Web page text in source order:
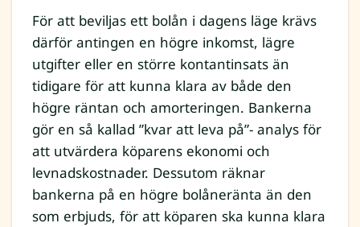
För att beviljas ett bolån i dagens läge krävs
därför antingen en högre inkomst, lägre
utgifter eller en större kontantinsats än
tidigare för att kunna klara av både den
högre räntan och amorteringen. Bankerna
gör en så kallad ”kvar att leva på”- analys för
att utvärdera köparens ekonomi och
levnadskostnader. Dessutom räknar
bankerna på en högre bolåneränta än den
som erbjuds, för att köparen ska kunna klara